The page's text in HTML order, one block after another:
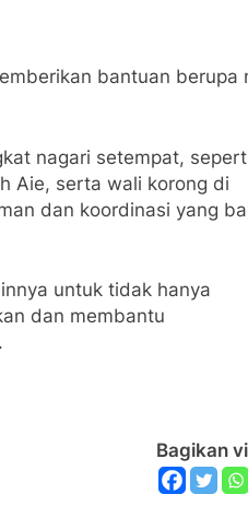
bantuan berupa
nagari setempat,
Aie, serta wali korong di
dan koordinasi yang
untuk tidak hanya
dan membantu
Bagikan